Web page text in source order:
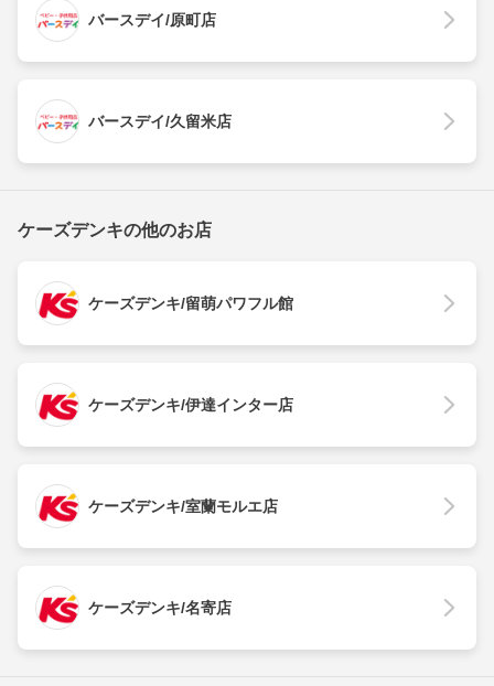
バースデイ/原町店
バースデイ/久留米店
ケーズデンキの他のお店
ケーズデンキ/留萌パワフル館
ケーズデンキ/伊達インター店
ケーズデンキ/室蘭モルエ店
ケーズデンキ/名寄店